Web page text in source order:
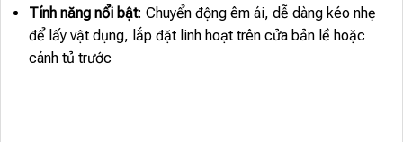
Tính năng nổi bật: Chuyển động êm ái, dễ dàng kéo nhẹ
để lấy vật dụng, lắp đặt linh hoạt trên cửa bản lề hoặc
cánh tủ trước